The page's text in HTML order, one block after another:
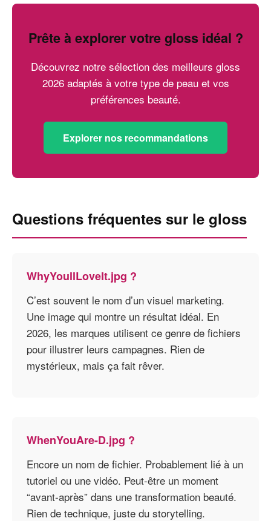
Prête à explorer votre gloss idéal ?
Découvrez notre sélection des meilleurs gloss
2026 adaptés à votre type de peau et vos
préférences beauté.
Explorer nos recommandations
Questions fréquentes sur le gloss
WhyYoullLoveIt.jpg ?
C’est souvent le nom d’un visuel marketing.
Une image qui montre un résultat idéal. En
2026, les marques utilisent ce genre de fichiers
pour illustrer leurs campagnes. Rien de
mystérieux, mais ça fait rêver.
WhenYouAre-D.jpg ?
Encore un nom de fichier. Probablement lié à un
tutoriel ou une vidéo. Peut-être un moment
“avant-après” dans une transformation beauté.
Rien de technique, juste du storytelling.